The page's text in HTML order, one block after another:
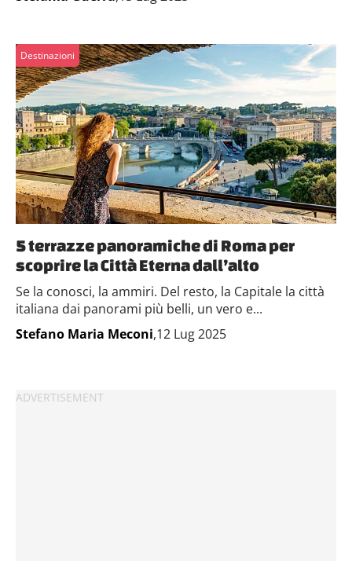
Destinazioni
5 terrazze panoramiche di Roma per
scoprire la Città Eterna dall’alto
Se la conosci, la ammiri. Del resto, la Capitale la città
italiana dai panorami più belli, un vero e...
Stefano Maria Meconi,12 Lug 2025